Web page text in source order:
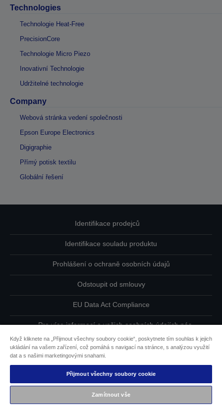
Technologies
Technologie Heat-Free
PrecisionCore
Technologie Micro Piezo
Inovativní Technologie
Udržitelné technologie
Company
Webová stránka vedení společnosti
Epson Europe Electronics
Digigraphie
Přímý potisk textilu
Globální řešení
Identifikace prodejců
Identifikace souladu produktu
Prohlášení o ochraně osobních údajů
Odstoupit od smlouvy
EU Data Act Compliance
Pro více informací o vašich osobních údajích nás
Informace o souborech cookie
Závazek usnadnění přístupu společnosti Epson
Copyright © 2026 Seiko Epson
Když kliknete na „Přijmout všechny soubory cookie“, poskytnete tím souhlas k jejich
ukládání na vašem zařízení, což pomáhá s navigací na stránce, s analýzou využití
dat a s našimi marketingovými snahami.
Přijmout všechny soubory cookie
Zamítnout vše